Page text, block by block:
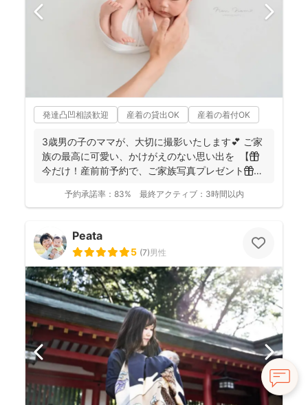
発達凸凹相談歓迎 産着の貸出OK 産着の着付OK
3歳男の子のママが、大切に撮影いたします💕 ご家
族の最高に可愛い、かけがえのない思い出を 【🎁
今だけ！産前前予約で、ご家族写真プレゼント🎁】
予約承諾率： 83% 最終アクティブ： 3時間以内
Peata
5 (7)男性